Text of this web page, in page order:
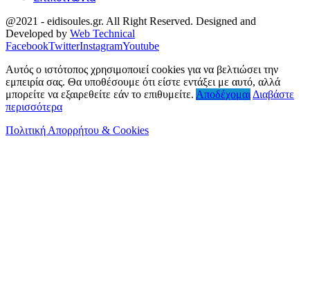
@2021 - eidisoules.gr. All Right Reserved. Designed and
Developed by Web Technical
FacebookTwitterInstagramYoutube
Αυτός ο ιστότοπος χρησιμοποιεί cookies για να βελτιώσει την
εμπειρία σας. Θα υποθέσουμε ότι είστε εντάξει με αυτό, αλλά
μπορείτε να εξαιρεθείτε εάν το επιθυμείτε. Αποδέχομαι Διαβάστε
περισσότερα
Πολιτική Απορρήτου & Cookies